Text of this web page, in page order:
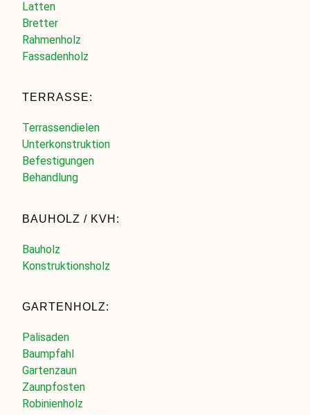
Latten
Bretter
Rahmenholz
Fassadenholz
TERRASSE:
Terrassendielen
Unterkonstruktion
Befestigungen
Behandlung
BAUHOLZ / KVH:
Bauholz
Konstruktionsholz
GARTENHOLZ:
Palisaden
Baumpfahl
Gartenzaun
Zaunpfosten
Robinienholz